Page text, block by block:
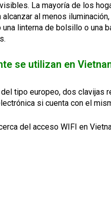
La mayoría de los
al menos
linterna de bolsillo o una
se utilizan en
tipo europeo, dos clavijas
si cuenta con el
del acceso WIFI en